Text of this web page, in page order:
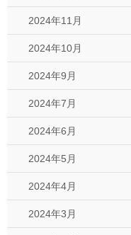
2024年11月
2024年10月
2024年9月
2024年7月
2024年6月
2024年5月
2024年4月
2024年3月